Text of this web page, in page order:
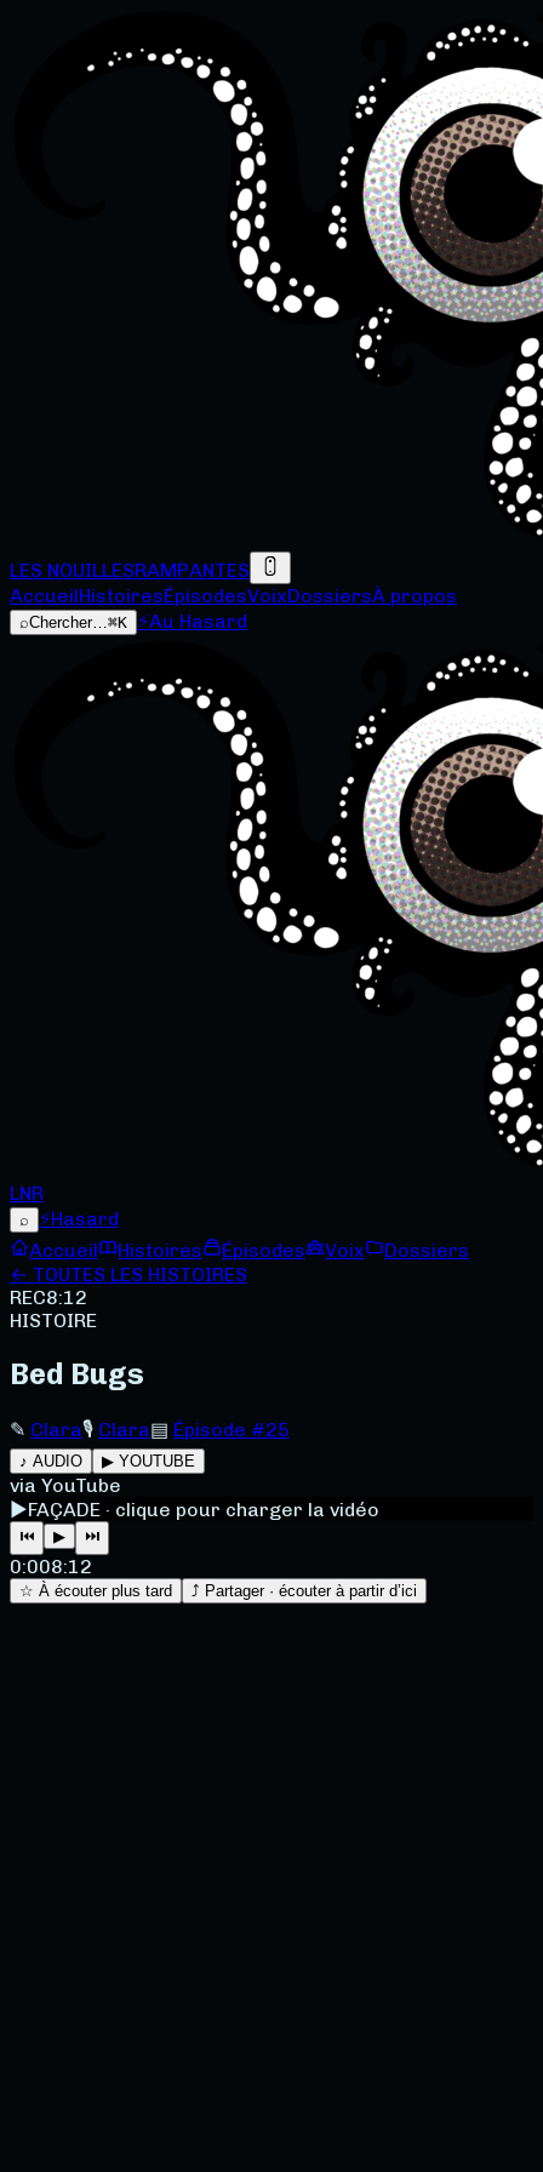
LES NOUILLESRAMPANTES
AccueilHistoiresÉpisodesVoixDossiersÀ propos
⌕Chercher…⌘K ⚡Au Hasard
LNR
⌕ ⚡Hasard
Accueil
Histoires Épisodes Voix
Dossiers
← TOUTES LES HISTOIRES
REC8:12
HISTOIRE
Bed Bugs
✎ Clara🎙 Clara▤ Épisode #25
♪ AUDIO ▶ YOUTUBE
via YouTube
▶FAÇADE · clique pour charger la vidéo
⏮ ▶ ⏭
0:008:12
☆ À écouter plus tard ⤴ Partager · écouter à partir d’ici